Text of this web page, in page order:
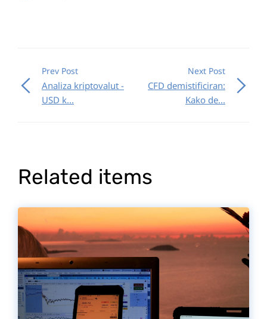
Prev Post
Analiza kriptovalut -
USD k...
Next Post
CFD demistificiran:
Kako de...
Related items